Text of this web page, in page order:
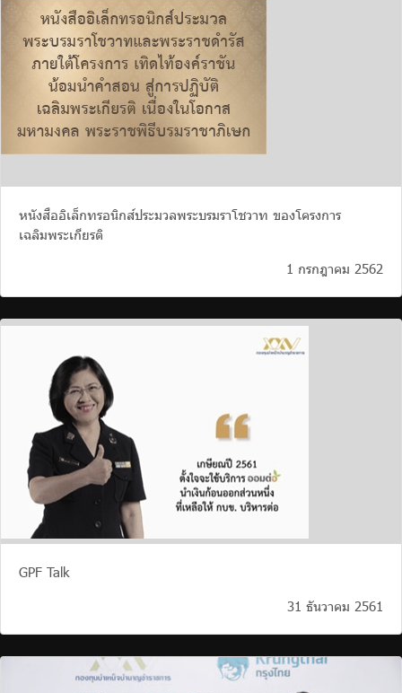
หนังสืออิเล็กทรอนิกส์ประมวลพระบรมราโชวาท ของโครงการ
เฉลิมพระเกียรติ
1 กรกฎาคม 2562
GPF Talk
31 ธันวาคม 2561